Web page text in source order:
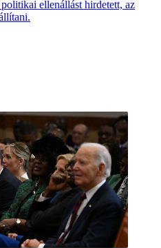
ellenállást hirdetett, az